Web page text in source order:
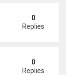
0
Replies
0
Replies